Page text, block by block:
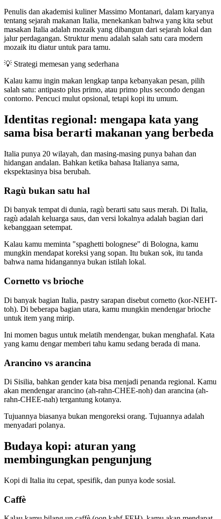
Penulis dan akademisi kuliner Massimo Montanari, dalam karyanya
tentang sejarah makanan Italia, menekankan bahwa yang kita sebut
masakan Italia adalah mozaik yang dibangun dari sejarah lokal dan
jalur perdagangan. Struktur menu adalah salah satu cara modern
mozaik itu diatur untuk para tamu.
💡 Strategi memesan yang sederhana
Kalau kamu ingin makan lengkap tanpa kebanyakan pesan, pilih
salah satu: antipasto plus primo, atau primo plus secondo dengan
contorno. Pencuci mulut opsional, tetapi kopi itu umum.
Identitas regional: mengapa kata yang
sama bisa berarti makanan yang berbeda
Italia punya 20 wilayah, dan masing-masing punya bahan dan
hidangan andalan. Bahkan ketika bahasa Italianya sama,
ekspektasinya bisa berubah.
Ragù bukan satu hal
Di banyak tempat di dunia, ragù berarti satu saus merah. Di Italia,
ragù adalah keluarga saus, dan versi lokalnya adalah bagian dari
kebanggaan setempat.
Kalau kamu meminta "spaghetti bolognese" di Bologna, kamu
mungkin mendapat koreksi yang sopan. Itu bukan sok, itu tanda
bahwa nama hidangannya bukan istilah lokal.
Cornetto vs brioche
Di banyak bagian Italia, pastry sarapan disebut cornetto (kor-NEHT-
toh). Di beberapa bagian utara, kamu mungkin mendengar brioche
untuk item yang mirip.
Ini momen bagus untuk melatih mendengar, bukan menghafal. Kata
yang kamu dengar memberi tahu kamu sedang berada di mana.
Arancino vs arancina
Di Sisilia, bahkan gender kata bisa menjadi penanda regional. Kamu
akan mendengar arancino (ah-rahn-CHEE-noh) dan arancina (ah-
rahn-CHEE-nah) tergantung kotanya.
Tujuannya biasanya bukan mengoreksi orang. Tujuannya adalah
menyadari polanya.
Budaya kopi: aturan yang
membingungkan pengunjung
Kopi di Italia itu cepat, spesifik, dan punya kode sosial.
Caffè